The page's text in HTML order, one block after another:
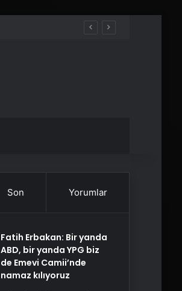
Son Yorumlar
Fatih Erbakan: Bir yanda
ABD, bir yanda YPG biz
de Emevi Camii’nde
namaz kılıyoruz